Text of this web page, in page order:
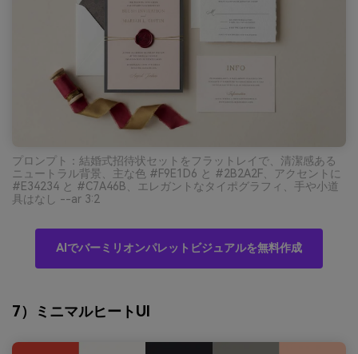
プロンプト：結婚式招待状セットをフラットレイで、清潔感ある
ニュートラル背景、主な色 #F9E1D6 と #2B2A2F、アクセントに
#E34234 と #C7A46B、エレガントなタイポグラフィ、手や小道
具はなし --ar 3:2
AIでバーミリオンパレットビジュアルを無料作成
7）ミニマルヒートUI